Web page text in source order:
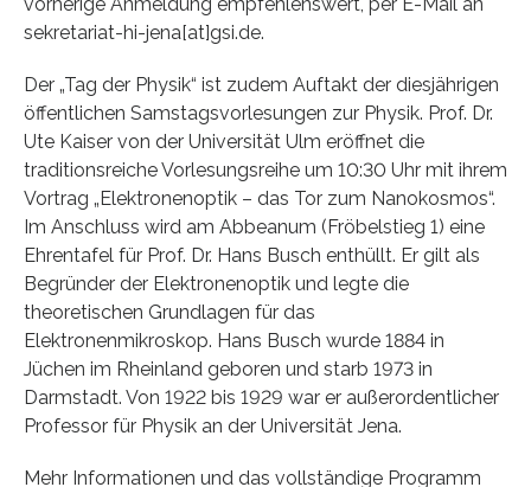
sekretariat-hi-jena[at]gsi.de.
Der „Tag der Physik“ ist zudem Auftakt der diesjährigen
öffentlichen Samstagsvorlesungen zur Physik. Prof. Dr.
Ute Kaiser von der Universität Ulm eröffnet die
traditionsreiche Vorlesungsreihe um 10:30 Uhr mit ihrem
Vortrag „Elektronenoptik – das Tor zum Nanokosmos“.
Im Anschluss wird am Abbeanum (Fröbelstieg 1) eine
Ehrentafel für Prof. Dr. Hans Busch enthüllt. Er gilt als
Begründer der Elektronenoptik und legte die
theoretischen Grundlagen für das
Elektronenmikroskop. Hans Busch wurde 1884 in
Jüchen im Rheinland geboren und starb 1973 in
Darmstadt. Von 1922 bis 1929 war er außerordentlicher
Professor für Physik an der Universität Jena.
Mehr Informationen und das vollständige Programm